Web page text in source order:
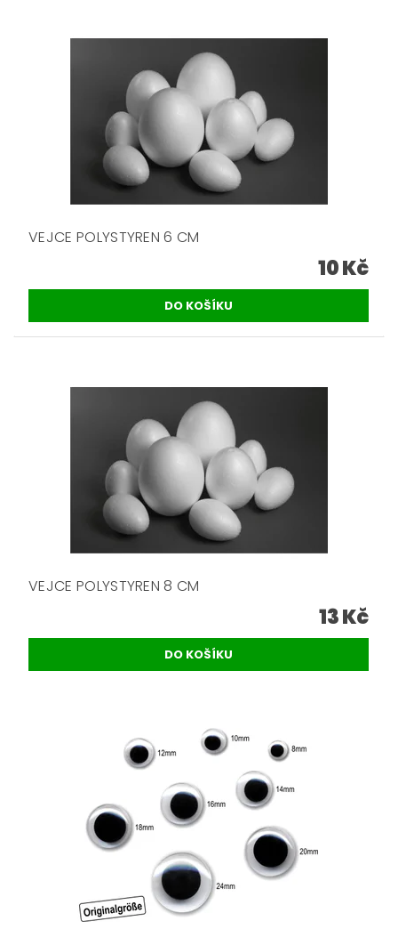
VEJCE POLYSTYREN 6 CM
10 Kč
VEJCE POLYSTYREN 8 CM
13 Kč